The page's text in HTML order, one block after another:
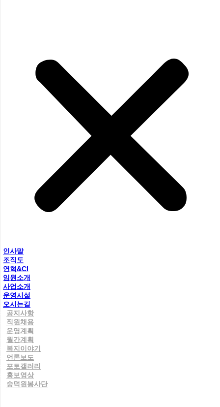
인사말
조직도
연혁&CI
임원소개
사업소개
운영시설
오시는길
공지사항
직원채용
운영계획
월간계획
복지이야기
언론보도
포토갤러리
홍보영상
숭덕원봉사단